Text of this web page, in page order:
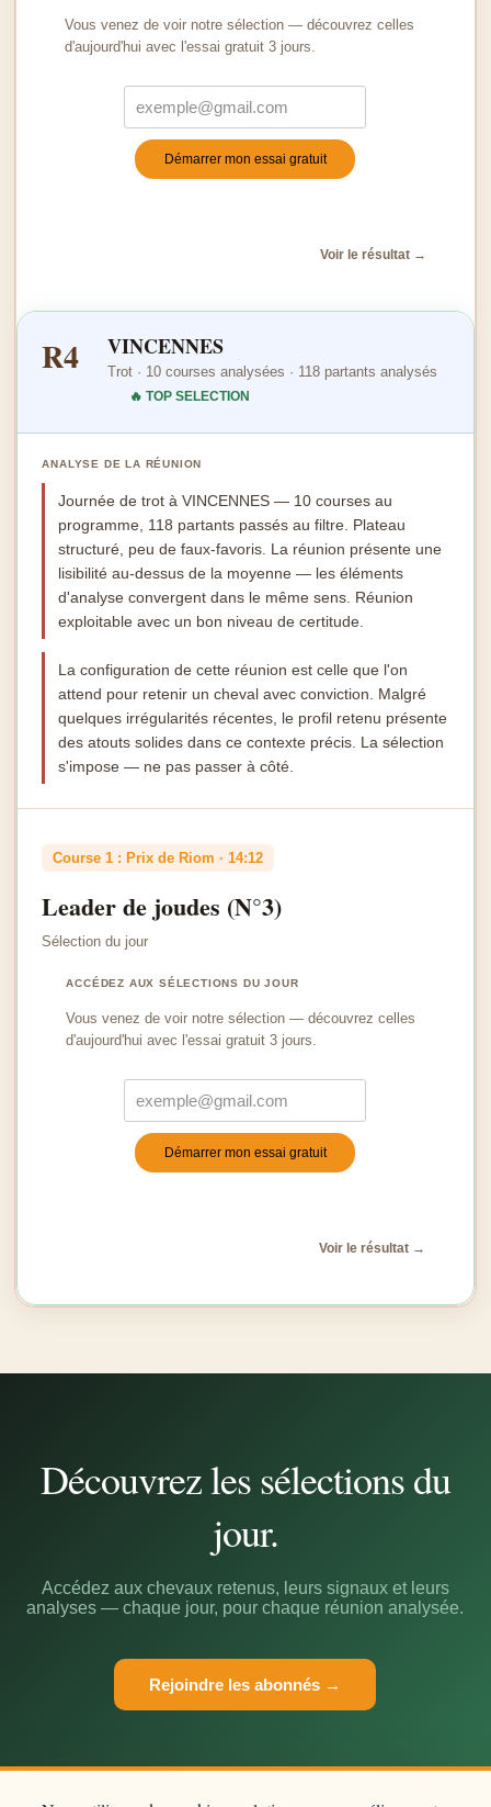
Vous venez de voir notre sélection — découvrez celles
d'aujourd'hui avec l'essai gratuit 3 jours.
Démarrer mon essai gratuit
Voir le résultat →
R4 VINCENNES
Trot · 10 courses analysées · 118 partants analysés
🔥 TOP SELECTION
ANALYSE DE LA RÉUNION
Journée de trot à VINCENNES — 10 courses au
programme, 118 partants passés au filtre. Plateau
structuré, peu de faux-favoris. La réunion présente une
lisibilité au-dessus de la moyenne — les éléments
d'analyse convergent dans le même sens. Réunion
exploitable avec un bon niveau de certitude.
La configuration de cette réunion est celle que l'on
attend pour retenir un cheval avec conviction. Malgré
quelques irrégularités récentes, le profil retenu présente
des atouts solides dans ce contexte précis. La sélection
s'impose — ne pas passer à côté.
Course 1 : Prix de Riom · 14:12
Leader de joudes (N°3)
Sélection du jour
ACCÉDEZ AUX SÉLECTIONS DU JOUR
Vous venez de voir notre sélection — découvrez celles
d'aujourd'hui avec l'essai gratuit 3 jours.
Démarrer mon essai gratuit
Voir le résultat →
Découvrez les sélections du
jour.
Accédez aux chevaux retenus, leurs signaux et leurs
analyses — chaque jour, pour chaque réunion analysée.
Rejoindre les abonnés →